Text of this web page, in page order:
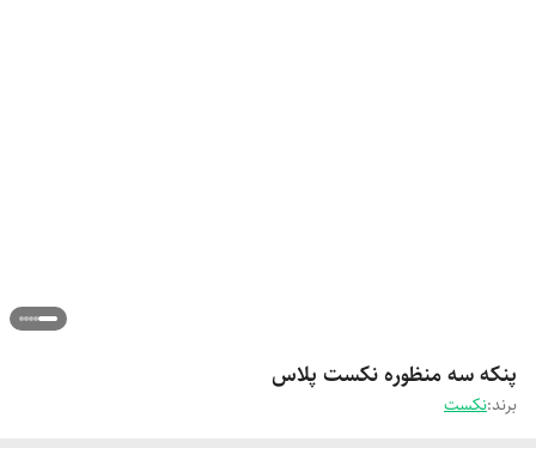
پنکه سه منظوره نکست پلاس
برند:نکست